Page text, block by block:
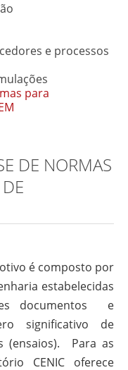
e processos
para
DE NORMAS
é composto por
estabelecidas
documentos e
significativo de
(ensaios). Para as
CENIC oferece